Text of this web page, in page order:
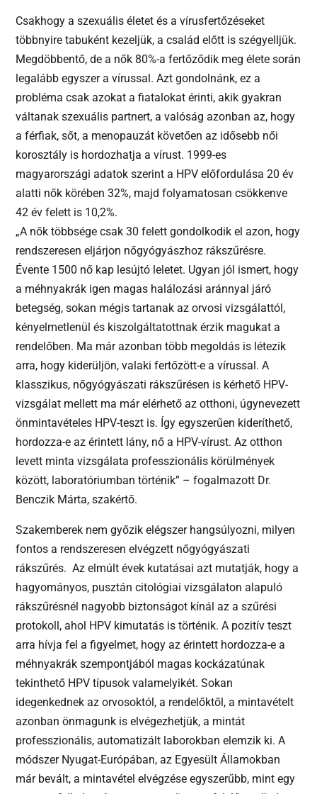
Csakhogy a szexuális életet és a vírusfertőzéseket
többnyire tabuként kezeljük, a család előtt is szégyelljük.
Megdöbbentő, de a nők 80%-a fertőződik meg élete során
legalább egyszer a vírussal. Azt gondolnánk, ez a
probléma csak azokat a fiatalokat érinti, akik gyakran
váltanak szexuális partnert, a valóság azonban az, hogy
a férfiak, sőt, a menopauzát követően az idősebb női
korosztály is hordozhatja a vírust. 1999-es
magyarországi adatok szerint a HPV előfordulása 20 év
alatti nők körében 32%, majd folyamatosan csökkenve
42 év felett is 10,2%.
„A nők többsége csak 30 felett gondolkodik el azon, hogy
rendszeresen eljárjon nőgyógyászhoz rákszűrésre.
Évente 1500 nő kap lesújtó leletet. Ugyan jól ismert, hogy
a méhnyakrák igen magas halálozási aránnyal járó
betegség, sokan mégis tartanak az orvosi vizsgálattól,
kényelmetlenül és kiszolgáltatottnak érzik magukat a
rendelőben. Ma már azonban több megoldás is létezik
arra, hogy kiderüljön, valaki fertőzött-e a vírussal. A
klasszikus, nőgyógyászati rákszűrésen is kérhető HPV-
vizsgálat mellett ma már elérhető az otthoni, úgynevezett
önmintavételes HPV-teszt is. Így egyszerűen kideríthető,
hordozza-e az érintett lány, nő a HPV-vírust. Az otthon
levett minta vizsgálata professzionális körülmények
között, laboratóriumban történik” – fogalmazott Dr.
Benczik Márta, szakértő.
Szakemberek nem győzik elégszer hangsúlyozni, milyen
fontos a rendszeresen elvégzett nőgyógyászati
rákszűrés. Az elmúlt évek kutatásai azt mutatják, hogy a
hagyományos, pusztán citológiai vizsgálaton alapuló
rákszűrésnél nagyobb biztonságot kínál az a szűrési
protokoll, ahol HPV kimutatás is történik. A pozitív teszt
arra hívja fel a figyelmet, hogy az érintett hordozza-e a
méhnyakrák szempontjából magas kockázatúnak
tekinthető HPV típusok valamelyikét. Sokan
idegenkednek az orvosoktól, a rendelőktől, a mintavételt
azonban önmagunk is elvégezhetjük, a mintát
professzionális, automatizált laborokban elemzik ki. A
módszer Nyugat-Európában, az Egyesült Államokban
már bevált, a mintavétel elvégzése egyszerűbb, mint egy